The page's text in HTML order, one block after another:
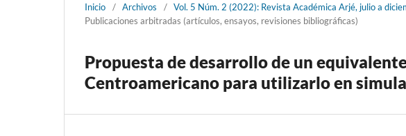
Inicio / Archivos / Vol. 5 Núm. 2 (2022): Revista Académica Arjé, julio a
Publicaciones arbitradas (artículos, ensayos, revisiones bibliográficas)
Propuesta de desarrollo de un
Centroamericano para utilizarlo en